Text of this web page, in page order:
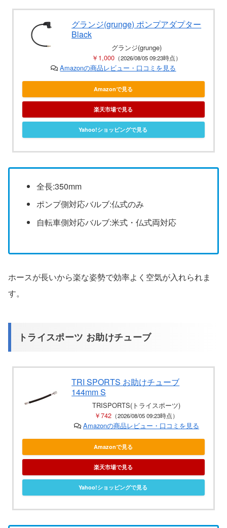
グランジ(grunge) ポンプアダプター
Black
グランジ(grunge)
￥1,000（2026/08/05 09:23時点）
Amazonの商品レビュー・口コミを見る
Amazonで見る
楽天市場で見る
Yahoo!ショッピングで見る
全長:350mm
ポンプ側対応バルブ:仏式のみ
自転車側対応バルブ:米式・仏式両対応
ホースが長いから楽な姿勢で効率よく空気が入れられま
す。
トライスポーツ お助けチューブ
TRI SPORTS お助けチューブ
144mm S
TRISPORTS(トライスポーツ)
￥742 （2026/08/05 09:23時点）
Amazonの商品レビュー・口コミを見る
Amazonで見る
楽天市場で見る
Yahoo!ショッピングで見る